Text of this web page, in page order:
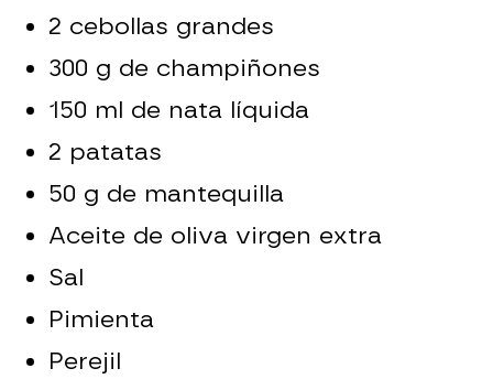
2 cebollas grandes
300 g de champiñones
150 ml de nata líquida
2 patatas
50 g de mantequilla
Aceite de oliva virgen extra
Sal
Pimienta
Perejil